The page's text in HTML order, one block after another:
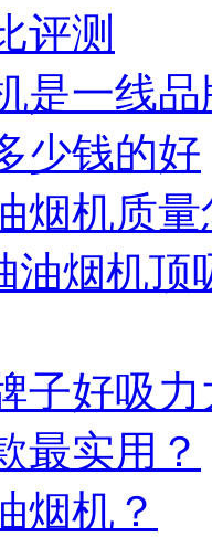
评测
是一线
少钱的好
烟机质
油烟机
子好吸力
最实用？
烟机？